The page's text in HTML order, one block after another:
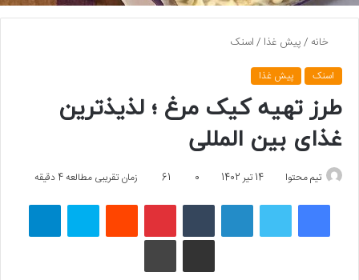
خانه /پیش غذا /اسنک
اسنک پیش غذا
طرز تهیه کیک مرغ ؛ لذیذترین
غذای بین المللی
تیم محتوا 14 تیر 1402 0
61 زمان تقریبی مطالعه 4 دقیقه
فیسبوک لینکداین پینتریست اسکایپ
چاپ